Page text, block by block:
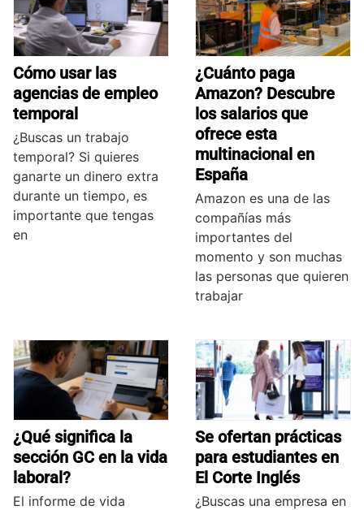
Cómo usar las
agencias de empleo
temporal
¿Buscas un trabajo
temporal? Si quieres
ganarte un dinero extra
durante un tiempo, es
importante que tengas
en
¿Cuánto paga
Amazon? Descubre
los salarios que
ofrece esta
multinacional en
España
Amazon es una de las
compañías más
importantes del
momento y son muchas
las personas que quieren
trabajar
¿Qué significa la
sección GC en la vida
laboral?
El informe de vida
Se ofertan prácticas
para estudiantes en
El Corte Inglés
¿Buscas una empresa en